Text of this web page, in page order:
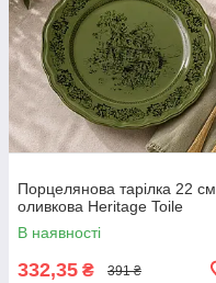
Порцелянова тарілка 22 см
оливкова Heritage Toile
В наявності
332,35 ₴ 391 ₴